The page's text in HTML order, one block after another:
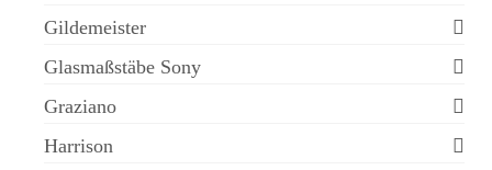
Gildemeister
Glasmaßstäbe Sony
Graziano
Harrison